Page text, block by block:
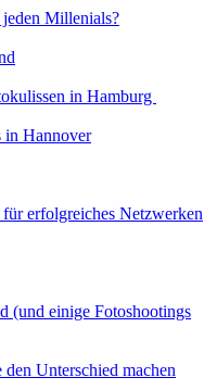
Millenials?
in Hamburg
in Hannover
erfolgreiches Netzwerken
(und einige Fotoshootings
Unterschied machen